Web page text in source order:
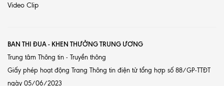
Video Clip
BAN THI ĐUA - KHEN THƯỞNG TRUNG ƯƠNG
Trung tâm Thông tin - Truyền thông
Giấy phép hoạt động Trang Thông tin điện tử tổng hợp số 88/GP-TTĐT
ngày 05/06/2023